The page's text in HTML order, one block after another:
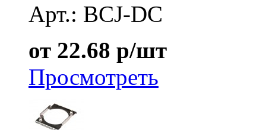
Арт.: BCJ-DC
от 22.68 р/шт
Просмотреть